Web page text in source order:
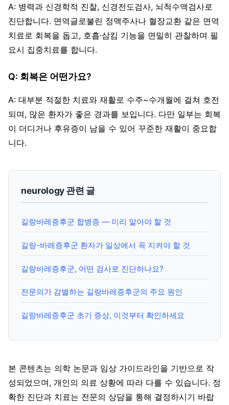
A: 병력과 신경학적 진찰, 신경전도검사, 뇌척수액검사로
진단합니다. 면역글로불린 정맥주사나 혈장교환 같은 면역
치료로 회복을 돕고, 호흡·삼킴 기능을 면밀히 관찰하며 필
요시 집중치료를 합니다.
Q: 회복은 어떤가요?
A: 대부분 적절한 치료와 재활로 수주~수개월에 걸쳐 호전
되며, 많은 환자가 좋은 경과를 보입니다. 다만 일부는 회복
이 더디거나 후유증이 남을 수 있어 꾸준한 재활이 중요합
니다.
neurology 관련 글
길랑바레증후군 합병증 — 미리 알아야 할 것
길랑-바레증후군 환자가 일상에서 꼭 지켜야 할 것
길랑바레증후군, 어떤 검사로 진단하나요?
전문의가 감별하는 길랑바레증후군의 주요 원인
길랑바레증후군 초기 증상, 이것부터 확인하세요
본 콘텐츠는 의학 논문과 임상 가이드라인을 기반으로 작
성되었으며, 개인의 의료 상황에 따라 다를 수 있습니다. 정
확한 진단과 치료는 전문의 상담을 통해 결정하시기 바랍